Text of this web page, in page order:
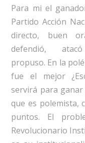
Para mi el
Partido Acción
directo, buen
defendió,
propuso. En la
fue el mejor
servirá para
que es polemista,
puntos. El
Revolucionario